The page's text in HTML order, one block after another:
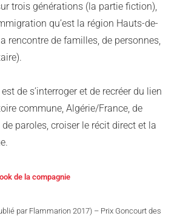
trois générations (la partie fiction),
qu’est la région Hauts-de-
rencontre de familles, de personnes,
de s’interroger et de recréer du lien
commune, Algérie/France, de
paroles, croiser le récit direct et la
de la compagnie
par Flammarion 2017) – Prix Goncourt des